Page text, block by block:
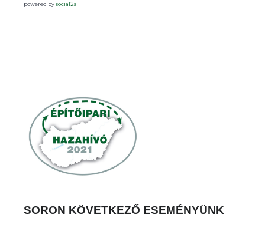
powered bysocial2s
SORON KÖVETKEZŐ ESEMÉNYÜNK